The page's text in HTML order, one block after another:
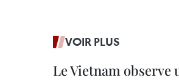
VOIR PLUS
Le Vietnam observe